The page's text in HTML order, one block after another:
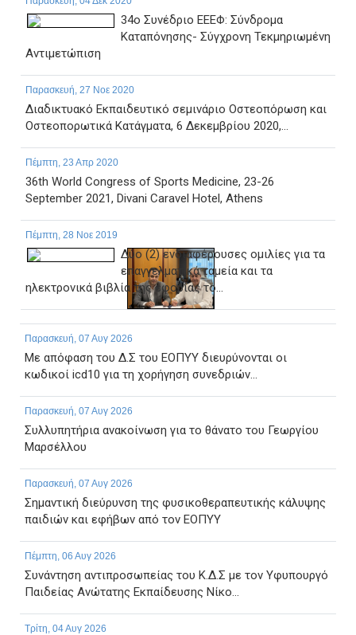
34ο Συνέδριο ΕΕΕΦ: Σύνδρομα
Καταπόνησης- Σύγχρονη Τεκμηριωμένη
Αντιμετώπιση
Παρασκευή, 27 Νοε 2020
Διαδικτυακό Εκπαιδευτικό σεμινάριο Οστεοπόρωση και
Οστεοπορωτικά Κατάγματα, 6 Δεκεμβρίου 2020,...
Πέμπτη, 23 Απρ 2020
36th World Congress of Sports Medicine, 23-26
September 2021, Divani Caravel Hotel, Athens
Πέμπτη, 28 Νοε 2019
Δύο (2) ενδιαφέρουσες ομιλίες για τα
επαγγελματικά ταμεία και τα
ηλεκτρονικά βιβλία της εφορίας το...
Παρασκευή, 07 Αυγ 2026
Με απόφαση του Δ.Σ του ΕΟΠΥΥ διευρύνονται οι
κωδικοί icd10 για τη χορήγηση συνεδριών...
Παρασκευή, 07 Αυγ 2026
Συλλυπητήρια ανακοίνωση για το θάνατο του Γεωργίου
Μαρσέλλου
Παρασκευή, 07 Αυγ 2026
Σημαντική διεύρυνση της φυσικοθεραπευτικής κάλυψης
παιδιών και εφήβων από τον ΕΟΠΥΥ
Πέμπτη, 06 Αυγ 2026
Συνάντηση αντιπροσωπείας του Κ.Δ.Σ με τον Υφυπουργό
Παιδείας Ανώτατης Εκπαίδευσης Νίκο...
Τρίτη, 04 Αυγ 2026